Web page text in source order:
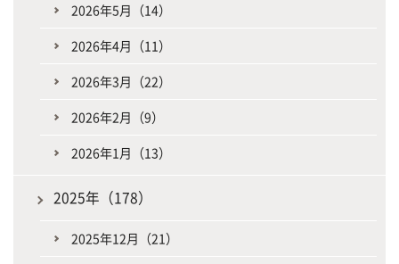
2026年5月（14）
2026年4月（11）
2026年3月（22）
2026年2月（9）
2026年1月（13）
2025年（178）
2025年12月（21）